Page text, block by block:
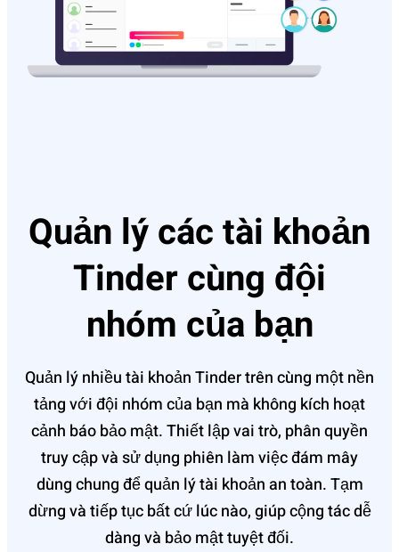
Quản lý các tài khoản
Tinder cùng đội
nhóm của bạn
Quản lý nhiều tài khoản Tinder trên cùng một nền
tảng với đội nhóm của bạn mà không kích hoạt
cảnh báo bảo mật. Thiết lập vai trò, phân quyền
truy cập và sử dụng phiên làm việc đám mây
dùng chung để quản lý tài khoản an toàn. Tạm
dừng và tiếp tục bất cứ lúc nào, giúp cộng tác dễ
dàng và bảo mật tuyệt đối.